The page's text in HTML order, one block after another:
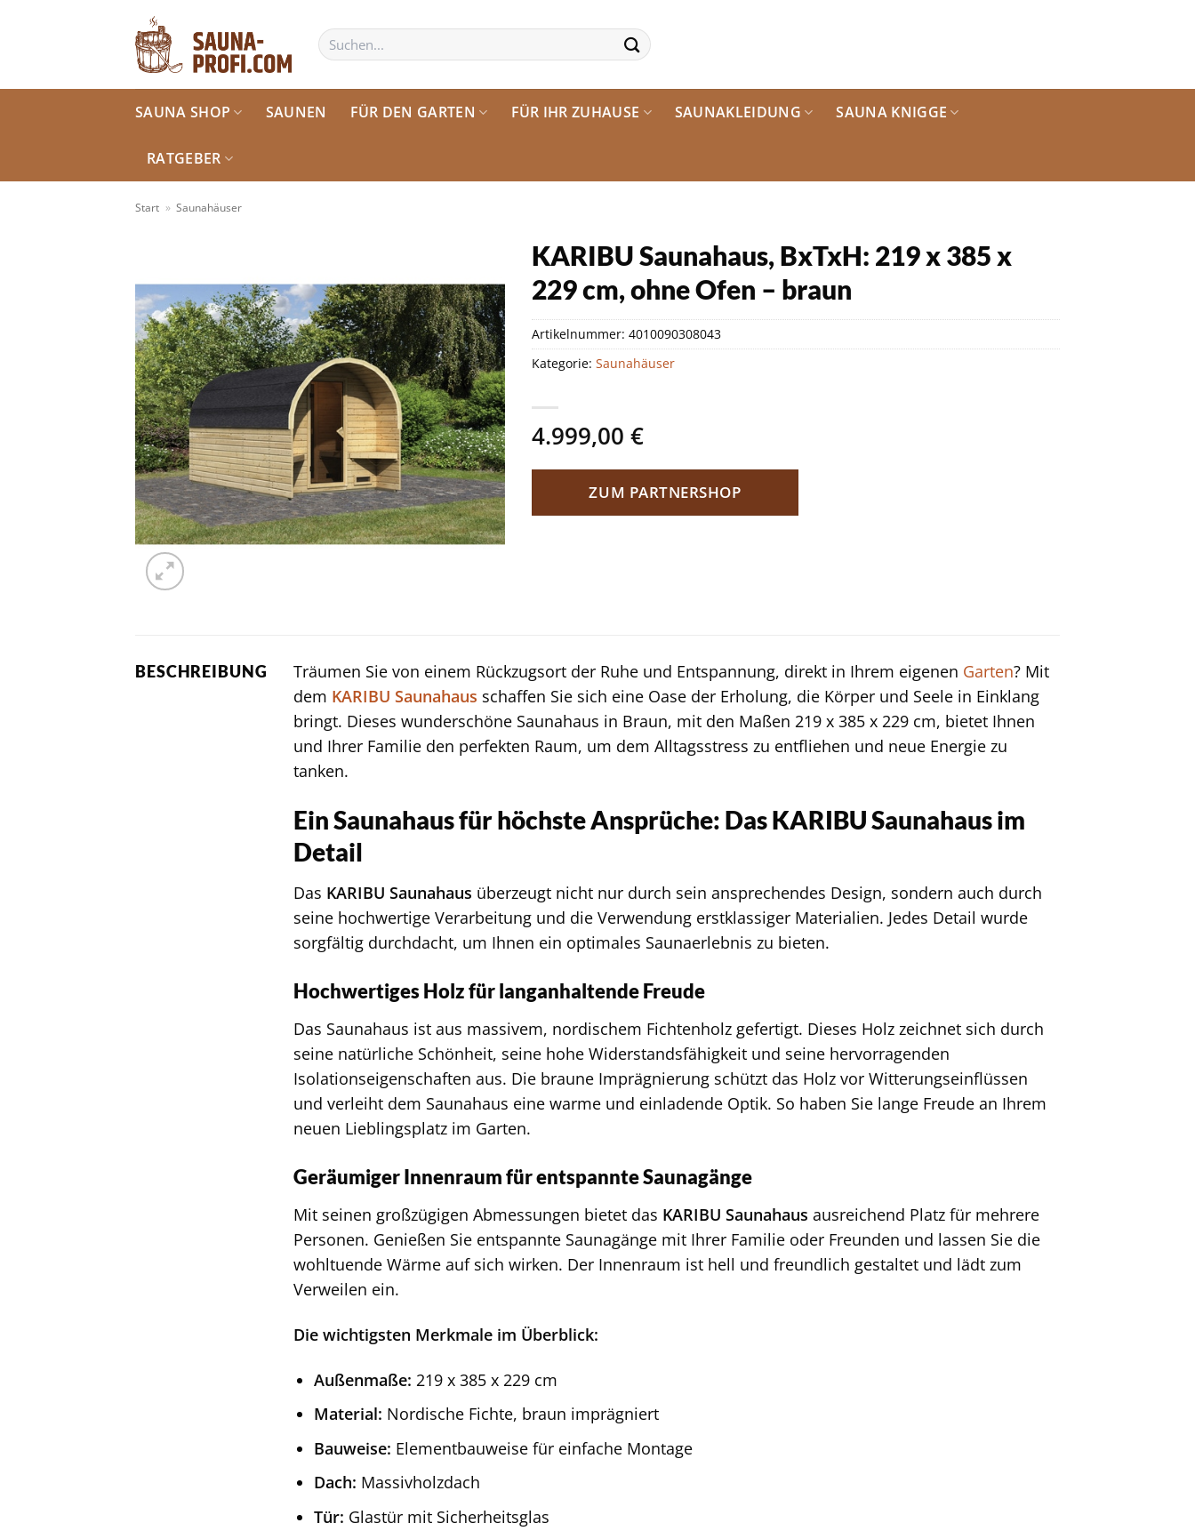
Suchen
nach:
SAUNA SHOP SAUNEN FÜR DEN GARTEN FÜR IHR ZUHAUSE SAUNAKLEIDUNG SAUNA KNIGGE
RATGEBER
Start » Saunahäuser
KARIBU Saunahaus, BxTxH: 219 x 385 x
229 cm, ohne Ofen – braun
4.999,00 €
ZUM PARTNERSHOP
Artikelnummer: 4010090308043
Kategorie: Saunahäuser
BESCHREIBUNG Träumen Sie von einem Rückzugsort der Ruhe und Entspannung, direkt in Ihrem eigenen Garten? Mit
dem KARIBU Saunahaus schaffen Sie sich eine Oase der Erholung, die Körper und Seele in Einklang
bringt. Dieses wunderschöne Saunahaus in Braun, mit den Maßen 219 x 385 x 229 cm, bietet Ihnen
und Ihrer Familie den perfekten Raum, um dem Alltagsstress zu entfliehen und neue Energie zu
tanken.
Ein Saunahaus für höchste Ansprüche: Das KARIBU Saunahaus im
Detail
Das KARIBU Saunahaus überzeugt nicht nur durch sein ansprechendes Design, sondern auch durch
seine hochwertige Verarbeitung und die Verwendung erstklassiger Materialien. Jedes Detail wurde
sorgfältig durchdacht, um Ihnen ein optimales Saunaerlebnis zu bieten.
Hochwertiges Holz für langanhaltende Freude
Das Saunahaus ist aus massivem, nordischem Fichtenholz gefertigt. Dieses Holz zeichnet sich durch
seine natürliche Schönheit, seine hohe Widerstandsfähigkeit und seine hervorragenden
Isolationseigenschaften aus. Die braune Imprägnierung schützt das Holz vor Witterungseinflüssen
und verleiht dem Saunahaus eine warme und einladende Optik. So haben Sie lange Freude an Ihrem
neuen Lieblingsplatz im Garten.
Geräumiger Innenraum für entspannte Saunagänge
Mit seinen großzügigen Abmessungen bietet das KARIBU Saunahaus ausreichend Platz für mehrere
Personen. Genießen Sie entspannte Saunagänge mit Ihrer Familie oder Freunden und lassen Sie die
wohltuende Wärme auf sich wirken. Der Innenraum ist hell und freundlich gestaltet und lädt zum
Verweilen ein.
Die wichtigsten Merkmale im Überblick:
Außenmaße: 219 x 385 x 229 cm
Material: Nordische Fichte, braun imprägniert
Bauweise: Elementbauweise für einfache Montage
Dach: Massivholzdach
Tür: Glastür mit Sicherheitsglas